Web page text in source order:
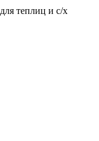
теплиц и с/х